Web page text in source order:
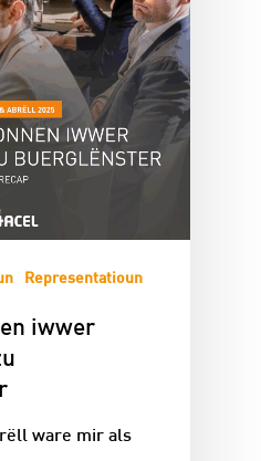
Representatioun
iwwer
ware mir als